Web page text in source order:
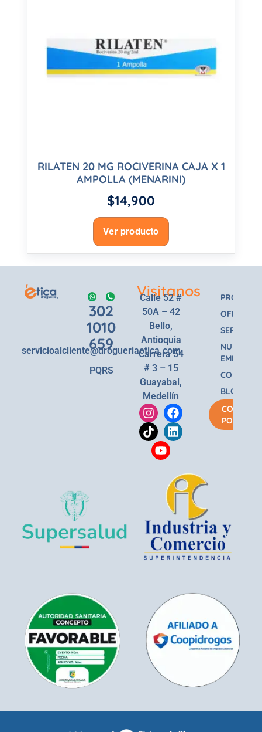
RILATEN 20 MG ROCIVERINA CAJA X 1
AMPOLLA (MENARINI)
$14,900
Ver producto
302
1010
659
servicioalcliente@drogueriaetica.com
PQRS
Visitanos
Calle 52 #
50A – 42
Bello,
Antioquia
Carrera 54
# 3 – 15
Guayabal,
Medellín
OFERTAS
SERVICIOS
NUESTRA
EMPRESA
BLOG
COMPRA
POR